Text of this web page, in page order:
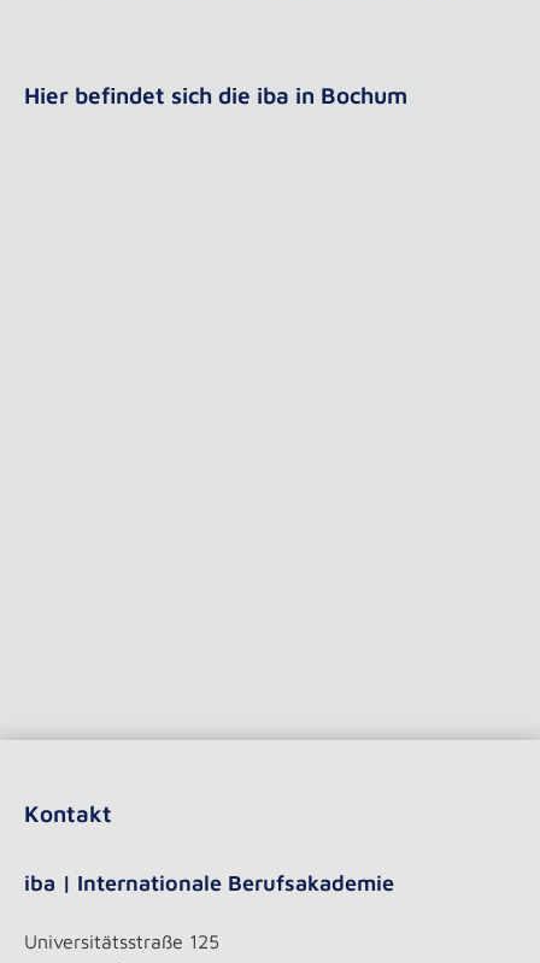
Hier befindet sich die iba in Bochum
Kontakt
iba | Internationale Berufsakademie
Universitätsstraße 125